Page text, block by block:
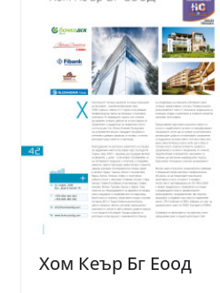
Хом Кеър Бг Еоод